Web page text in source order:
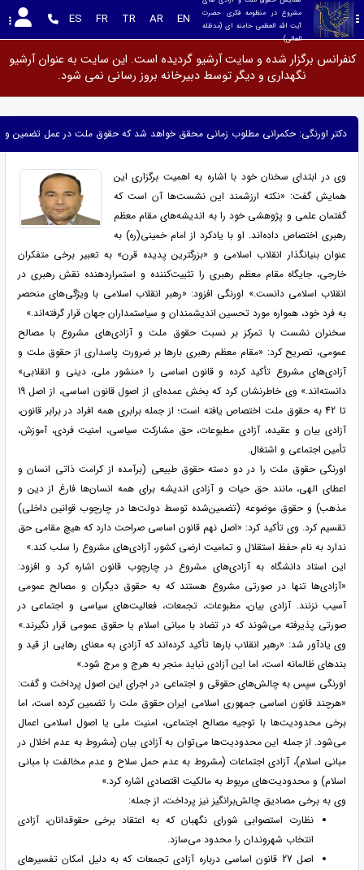
العالی)
EN
AR
TR
FR
ES
کنفرانس برگزار شده و سایت آرشیو گردیده است. این سایت به عنوان آرشیو
نگهداری و دیگر توسط دبیرخانه بروز رسانی نمی شود.
دکتر اورنگی: حکمرانی مطلوب زمانی محقق خواهد شد که حقوق ملت در عمل تضمین و
وی در ابتدای سخنان خود با اشاره به اهمیت برگزاری این
همایش گفت: «نکته ارزشمند این نشست‌ها آن است که
گفتمان علمی و پژوهشی خود را به اندیشه‌های مقام معظم
رهبری اختصاص داده‌اند. او با یادکرد از امام خمینی(ره) به
عنوان بنیانگذار انقلاب اسلامی و «بزرگترین پدیده قرن» به تعبیر برخی متفکران
خارجی، جایگاه مقام معظم رهبری را تثبیت‌کننده و استمراردهنده نقش رهبری در
انقلاب اسلامی دانست.» اورنگی افزود: «رهبر انقلاب اسلامی با ویژگی‌های منحصر
به فرد خود، همواره مورد تحسین اندیشمندان و سیاستمداران جهان قرار گرفته‌اند.»
سخنران نشست با تمرکز بر نسبت حقوق ملت و آزادی‌های مشروع با مصالح
عمومی، تصریح کرد: «مقام معظم رهبری بارها بر ضرورت پاسداری از حقوق ملت و
آزادی‌های مشروع تأکید کرده و قانون اساسی را «منشور ملی، دینی و انقلابی»
دانسته‌اند.» وی خاطرنشان کرد که بخش عمده‌ای از اصول قانون اساسی، از اصل 19
تا 42 به حقوق ملت اختصاص یافته است؛ از جمله برابری همه افراد در برابر قانون،
آزادی بیان و عقیده، آزادی مطبوعات، حق مشارکت سیاسی، امنیت فردی، آموزش،
تأمین اجتماعی و اشتغال.
اورنگی حقوق ملت را در دو دسته حقوق طبیعی (برآمده از کرامت ذاتی انسان و
اعطای الهی، مانند حق حیات و آزادی اندیشه برای همه انسان‌ها فارغ از دین و
مذهب) و حقوق موضوعه (تضمین‌شده توسط دولت‌ها در چارچوب قوانین داخلی)
تقسیم کرد. وی تأکید کرد: «اصل نهم قانون اساسی صراحت دارد که هیچ مقامی حق
ندارد به نام حفظ استقلال و تمامیت ارضی کشور، آزادی‌های مشروع را سلب کند.»
این استاد دانشگاه به آزادی‌های مشروع در چارچوب قانون اشاره کرد و افزود:
«آزادی‌ها تنها در صورتی مشروع هستند که به حقوق دیگران و مصالح عمومی
آسیب نزنند. آزادی بیان، مطبوعات، تجمعات، فعالیت‌های سیاسی و اجتماعی در
صورتی پذیرفته می‌شوند که در تضاد با مبانی اسلام یا حقوق عمومی قرار نگیرند.»
وی یادآور شد: «رهبر انقلاب بارها تأکید کرده‌اند که آزادی به معنای رهایی از قید و
بندهای ظالمانه است، اما این آزادی نباید منجر به هرج و مرج شود.»
اورنگی سپس به چالش‌های حقوقی و اجتماعی در اجرای این اصول پرداخت و گفت:
«هرچند قانون اساسی جمهوری اسلامی ایران حقوق ملت را تضمین کرده است، اما
برخی محدودیت‌ها با توجیه مصالح اجتماعی، امنیت ملی یا اصول اسلامی اعمال
می‌شود. از جمله این محدودیت‌ها می‌توان به آزادی بیان (مشروط به عدم اخلال در
مبانی اسلام)، آزادی اجتماعات (مشروط به عدم حمل سلاح و عدم مخالفت با مبانی
اسلام) و محدودیت‌های مربوط به مالکیت اقتصادی اشاره کرد.»
وی به برخی مصادیق چالش‌برانگیز نیز پرداخت، از جمله:
نظارت استصوابی شورای نگهبان که به اعتقاد برخی حقوقدانان، آزادی
انتخاب شهروندان را محدود می‌سازد.
اصل 27 قانون اساسی درباره آزادی تجمعات که به دلیل امکان تفسیرهای